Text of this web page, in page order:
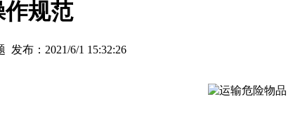
作规范
发布：2021/6/1 15:32:26